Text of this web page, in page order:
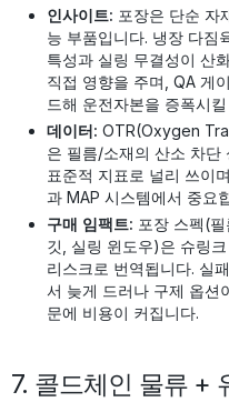
인사이트: 포장은 단순 자
능 부품입니다. 냉장 다짐
특성과 실링 무결성이 산
직접 영향을 주며, QA 게
드해 운전자본을 증폭시
데이터: OTR(Oxygen
은 필름/소재의 산소 차단
표준적 지표로 널리 쓰이
과 MAP 시스템에서 중요
구매 임팩트: 포장 스펙(
깃, 실링 윈도우)은 슈링
리스크로 번역됩니다. 실
서 늦게 드러나 구제 옵션
문에 비용이 커집니다.
7. 콜드체인 물류 +